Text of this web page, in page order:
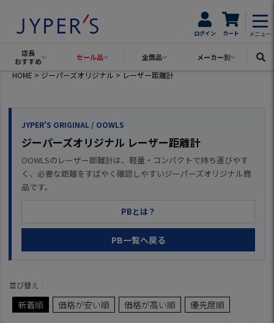
ログイン カート メニュー
店長
おすすめ
セール品 全商品 メーカー別
HOME ジーパーズオリジナル レーザー距離計
JYPER'S ORIGINAL / OOWLS
ジーパーズオリジナル レーザー距離計
OOWLSのレーザー距離計は、軽量・コンパクトで持ち運びやす
く、必要な距離をすばやく確認しやすいジーパーズオリジナル商
品です。
PBとは？
PB一覧へ戻る
並び替え
新着順 価格が安い順 価格が高い順 優先度順